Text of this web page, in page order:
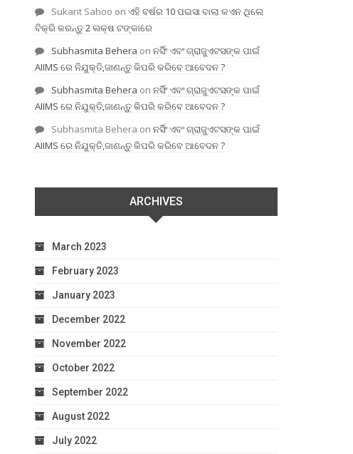
Sukant Sahoo on ଏହି ବର୍ଷର 10 ପଇସା ବାଲା କଏନ ଥିଲେ
ବିକ୍ରି କରନ୍ତୁ 2 ଲକ୍ଷ ଟଙ୍କାରେ
Subhasmita Behera on ନର୍ସିଂ ଏବଂ ଗ୍ରାଜୁଏଟସଙ୍କ ପାଇଁ
AIIMS ରେ ନିଯୁକ୍ତି,ଜାଣନ୍ତୁ କିପରି କରିବେ ଆବେଦନ ?
Subhasmita Behera on ନର୍ସିଂ ଏବଂ ଗ୍ରାଜୁଏଟସଙ୍କ ପାଇଁ
AIIMS ରେ ନିଯୁକ୍ତି,ଜାଣନ୍ତୁ କିପରି କରିବେ ଆବେଦନ ?
Subhasmita Behera on ନର୍ସିଂ ଏବଂ ଗ୍ରାଜୁଏଟସଙ୍କ ପାଇଁ
AIIMS ରେ ନିଯୁକ୍ତି,ଜାଣନ୍ତୁ କିପରି କରିବେ ଆବେଦନ ?
ARCHIVES
March 2023
February 2023
January 2023
December 2022
November 2022
October 2022
September 2022
August 2022
July 2022